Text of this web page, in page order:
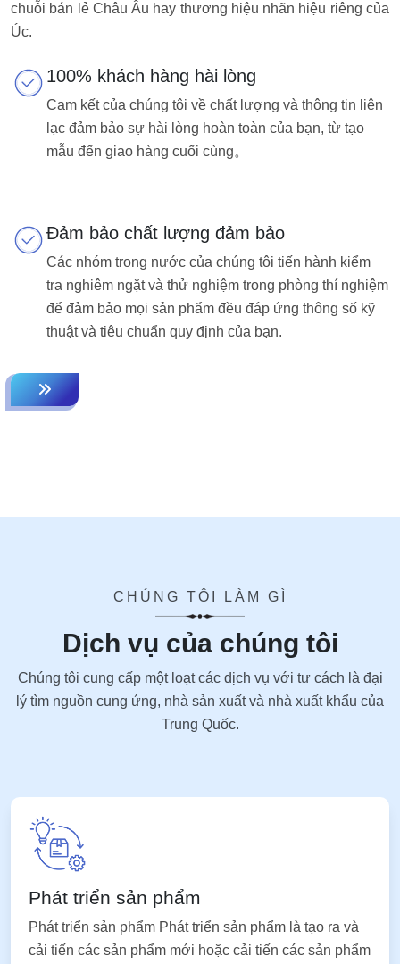
chuỗi bán lẻ Châu Âu hay thương hiệu nhãn hiệu riêng của
Úc.
100% khách hàng hài lòng
Cam kết của chúng tôi về chất lượng và thông tin liên
lạc đảm bảo sự hài lòng hoàn toàn của bạn, từ tạo
mẫu đến giao hàng cuối cùng。
Đảm bảo chất lượng đảm bảo
Các nhóm trong nước của chúng tôi tiến hành kiểm
tra nghiêm ngặt và thử nghiệm trong phòng thí nghiệm
để đảm bảo mọi sản phẩm đều đáp ứng thông số kỹ
thuật và tiêu chuẩn quy định của bạn.
CHÚNG TÔI LÀM GÌ
Dịch vụ của chúng tôi
Chúng tôi cung cấp một loạt các dịch vụ với tư cách là đại
lý tìm nguồn cung ứng, nhà sản xuất và nhà xuất khẩu của
Trung Quốc.
Phát triển sản phẩm
Phát triển sản phẩm Phát triển sản phẩm là tạo ra và
cải tiến các sản phẩm mới hoặc cải tiến các sản phẩm